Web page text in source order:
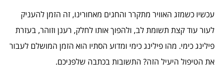
עכשיו כשמזג האוויר מתקרר והחגים מאחורינו, זה הזמן להעניק
לעור עוד קצת תשומת לב, ולהפוך אותו לחלק, רענן וזוהר, בעזרת
פילינג כימי. מהו פילינג כימי ומדוע הסתיו הוא הזמן המושלם לעבור
את הטיפול היעיל הזה? התשובות בכתבה שלפניכם.